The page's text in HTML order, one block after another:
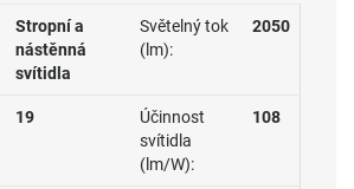
Stropní a
nástěnná
svítidla
Světelný tok
(lm):
2050
19
Účinnost
svítidla
(lm/W):
108